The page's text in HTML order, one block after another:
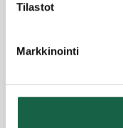
Tilastot
Markkinointi
salolaiselle